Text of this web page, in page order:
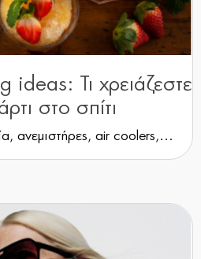
ideas: Τι χρειάζεστε
στο σπίτι
ανεμιστήρες, air coolers,...